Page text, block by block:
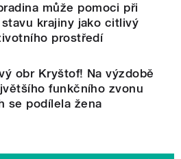
může pomoci při
krajiny jako citlivý
prostředí
obr Kryštof! Na výzdobě
funkčního zvonu
se podílela žena